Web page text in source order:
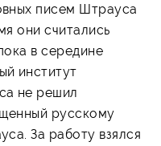
писем Штрауса
они считались
в середине
институт
не решил
русскому
За работу взялся